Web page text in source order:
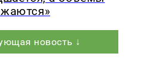
новость ↓